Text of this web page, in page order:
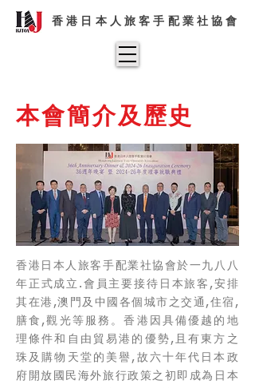
香港日本人旅客手配業社協會
本會簡介及歷史
香港日本人旅客手配業社協會於一九八八
年正式成立.會員主要接待日本旅客,安排
其在港,澳門及中國各個城市之交通,住宿,
膳食,觀光等服務。香港因具備優越的地
理條件和自由貿易港的優勢,且有東方之
珠及購物天堂的美譽,故六十年代日本政
府開放國民海外旅行政策之初即成為日本